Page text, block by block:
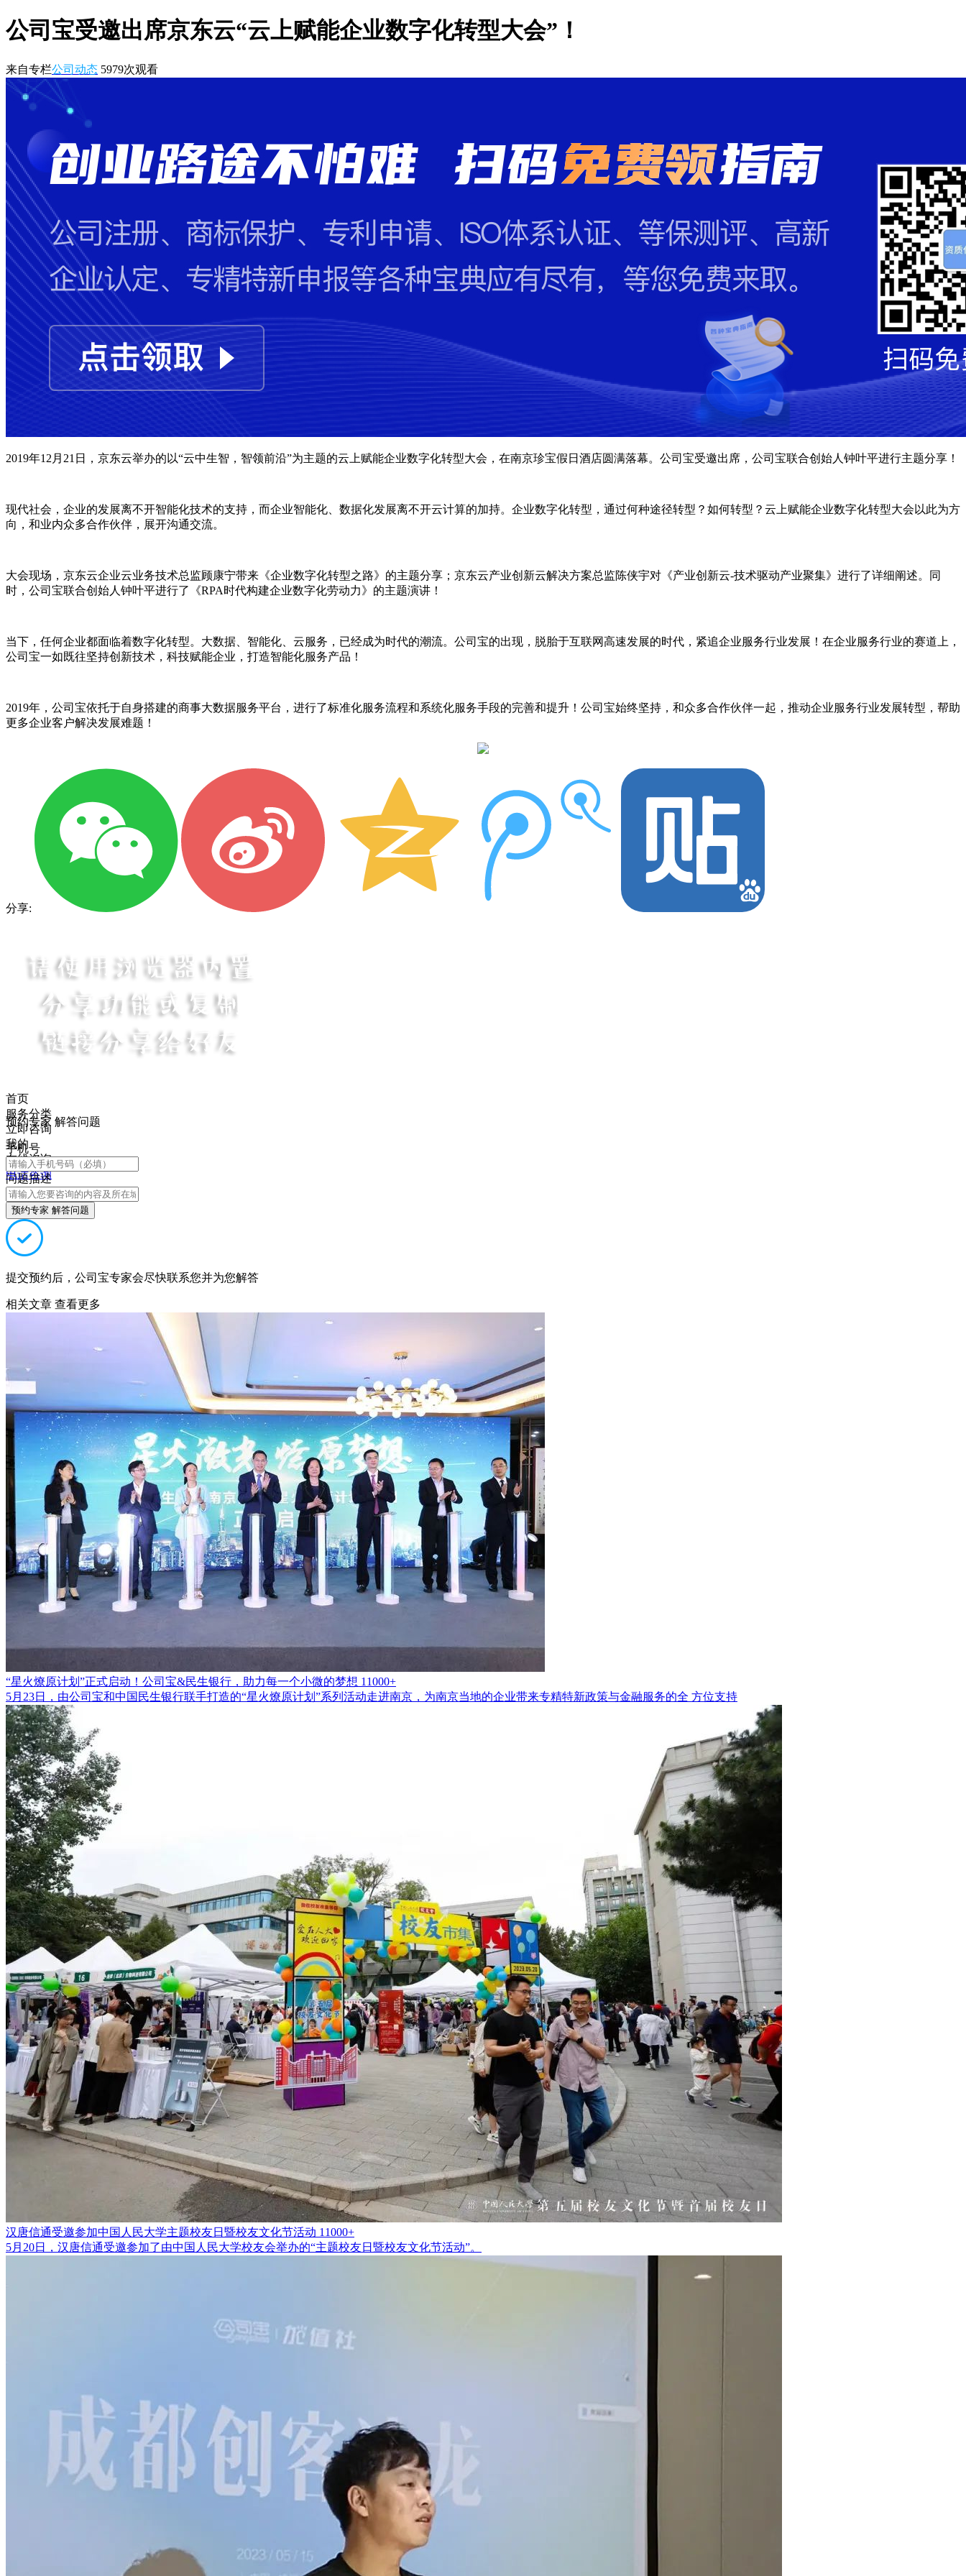
公司宝受邀出席京东云“云上赋能企业数字化转型大会”！
来自专栏公司动态 5979次观看
2019年12月21日，京东云举办的以“云中生智，智领前沿”为主题的云上赋能企业数字化转型大会，在南京珍宝假日酒店圆满落幕。公司宝受邀出席，公司宝联合创始人钟叶平进行主题分享！
现代社会，企业的发展离不开智能化技术的支持，而企业智能化、数据化发展离不开云计算的加持。企业数字化转型，通过何种途径转型？如何转型？云上赋能企业数字化转型大会以此为方
向，和业内众多合作伙伴，展开沟通交流。
大会现场，京东云企业云业务技术总监顾康宁带来《企业数字化转型之路》的主题分享；京东云产业创新云解决方案总监陈侠宇对《产业创新云-技术驱动产业聚集》进行了详细阐述。同
时，公司宝联合创始人钟叶平进行了《RPA时代构建企业数字化劳动力》的主题演讲！
当下，任何企业都面临着数字化转型。大数据、智能化、云服务，已经成为时代的潮流。公司宝的出现，脱胎于互联网高速发展的时代，紧追企业服务行业发展！在企业服务行业的赛道上，
公司宝一如既往坚持创新技术，科技赋能企业，打造智能化服务产品！
2019年，公司宝依托于自身搭建的商事大数据服务平台，进行了标准化服务流程和系统化服务手段的完善和提升！公司宝始终坚持，和众多合作伙伴一起，推动企业服务行业发展转型，帮助
更多企业客户解决发展难题！
分享:
首页
服务分类
立即咨询
我的
在线咨询
电话咨询
预约专家 解答问题
手机号
问题描述
预约专家 解答问题
提交预约后，公司宝专家会尽快联系您并为您解答
相关文章 查看更多
“星火燎原计划”正式启动！公司宝&民生银行，助力每一个小微的梦想 11000+
5月23日，由公司宝和中国民生银行联手打造的“星火燎原计划”系列活动走进南京，为南京当地的企业带来专精特新政策与金融服务的全 方位支持
汉唐信通受邀参加中国人民大学主题校友日暨校友文化节活动 11000+
5月20日，汉唐信通受邀参加了由中国人民大学校友会举办的“主题校友日暨校友文化节活动”。